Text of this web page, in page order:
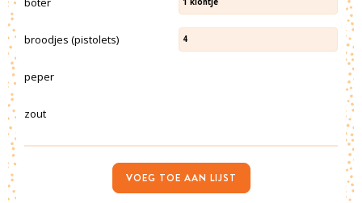
broodjes (pistolets) 4
peper
zout
VOEG TOE AAN LIJST